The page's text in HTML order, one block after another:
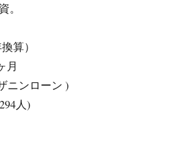
。
算）
月
ニンローン )
人)